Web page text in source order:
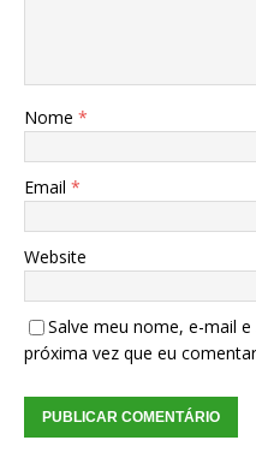
Nome *
Email *
Website
Salve meu nome, e-mail
próxima vez que eu